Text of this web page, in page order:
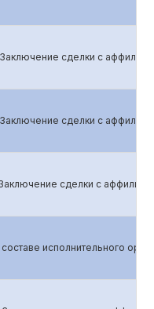
Заключение сделки с
Заключение сделки с
Заключение сделки с
исполнительного